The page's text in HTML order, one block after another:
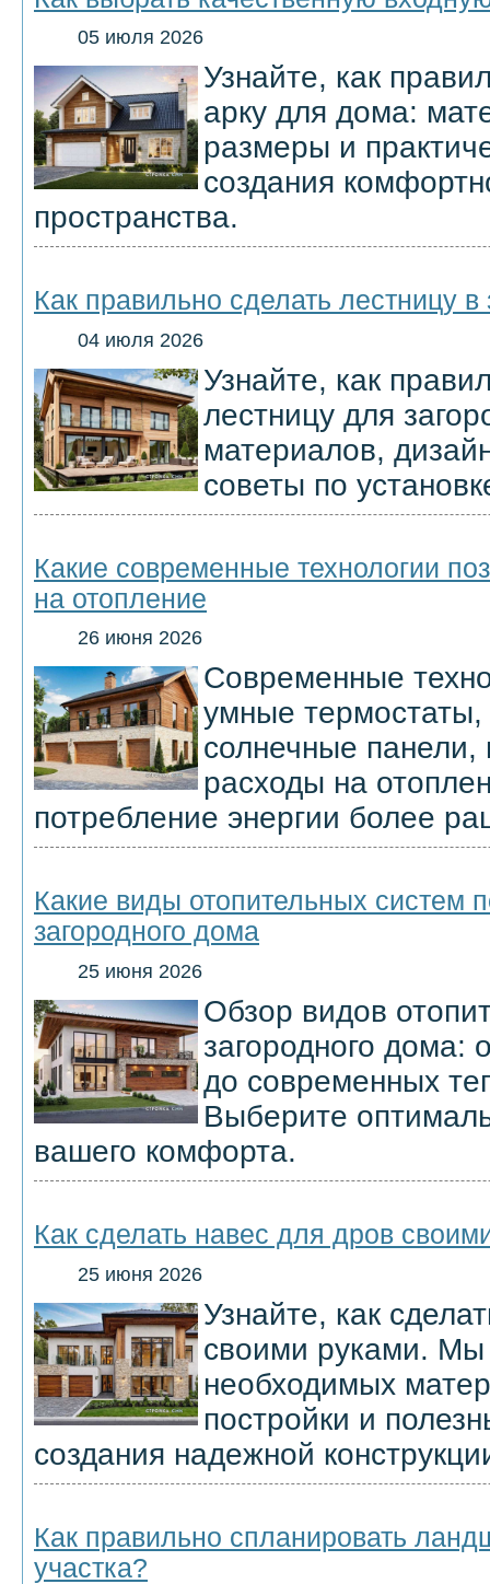
05 июля 2026
Узнайте, как
арку для дома:
размеры и
создания
пространства.
Как правильно сделать лестницу
04 июля 2026
Узнайте, как
лестницу для
материалов,
советы по
Какие современные технологии
на отопление
26 июня 2026
Современные
умные
солнечные панели,
расходы на
потребление энергии более
Какие виды отопительных систем
загородного дома
25 июня 2026
Обзор видов
загородного дома:
до современных
Выберите
вашего комфорта.
Как сделать навес для дров
25 июня 2026
Узнайте, как
своими руками.
необходимых
постройки и
создания надежной
Как правильно спланировать
участка?